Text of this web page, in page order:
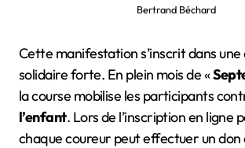
Bertrand Béchard
Cette manifestation s’inscrit dans
solidaire forte. En plein mois de «
la course mobilise les participants
l’enfant. Lors de l’inscription en ligne
chaque coureur peut effectuer un don